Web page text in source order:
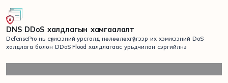
DNS DDoS халдлагын хамгаалалт
DefensePro нь сүлжээний урсгалд нөлөөлөхгүйгээр их хэмжээний DoS
халдлага болон DDoS Flood халдлагаас урьдчилан сэргийлнэ